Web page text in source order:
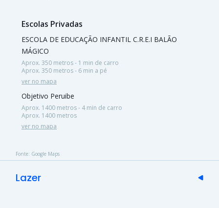
Escolas Privadas
ESCOLA DE EDUCAÇÃO INFANTIL C.R.E.I BALÃO
MÁGICO
Aprox. 350 metros - 1 min de carro
Aprox. 350 metros - 6 min a pé
ver no mapa
Objetivo Peruibe
Aprox. 1400 metros - 4 min de carro
Aprox. 1400 metros
ver no mapa
Fonte: Google Maps
Lazer